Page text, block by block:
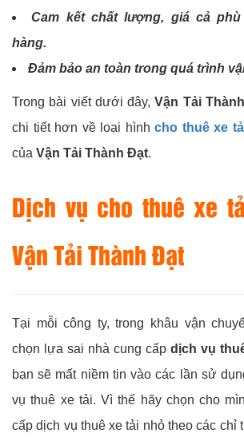
Cam kết chất lượng, giá cả
hàng.
Đảm bảo an toàn trong quá trình
Trong bài viết dưới đây,Vận Tải
chi tiết hơn về loại hìnhcho thuê xe
của Vận Tải Thành Đạt.
Dịch vụ cho thuê xe
Vận Tải Thành Đạt
Tại mỗi công ty, trong khâu vận
chọn lựa sai nhà cung cấp dịch vụ
bạn sẽ mất niềm tin vào các lần sử
vụ thuê xe tải. Vì thế hãy chọn cho
cấp dịch vụ thuê xe tải nhỏ theo các chỉ